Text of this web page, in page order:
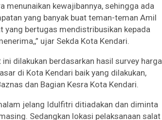
menunaikan kewajibannya, sehingga ada
yang banyak buat teman-teman Amil
yang bertugas mendistribusikan kepada
ujar Sekda Kota Kendari.
dilakukan berdasarkan hasil survey harga
di Kota Kendari baik yang dilakukan,
dan Bagian Kesra Kota Kendari.
jelang Idulfitri ditiadakan dan diminta
Sedangkan lokasi pelaksanaan salat